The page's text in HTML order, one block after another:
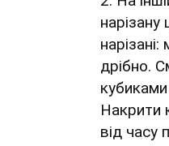
дрібно.
Накрити
від часу